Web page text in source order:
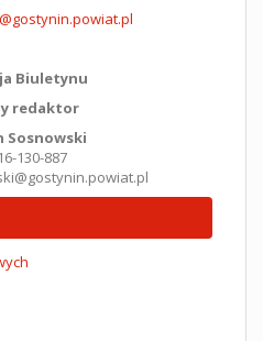
Biuletynu
redaktor
Sosnowski
130-887